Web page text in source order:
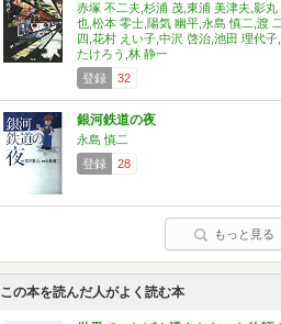
赤塚 不二夫,杉浦 茂,東浦 美津夫,影丸
也,松本 零士,陽気 幽平,永島 慎二,渡
四,花村 えい子,中沢 啓治,池田 理代子
たけろう,林 静一
登録
32
銀河鉄道の夜
永島 慎二
登録
28
もっと見る
この本を読んだ人がよく読む本